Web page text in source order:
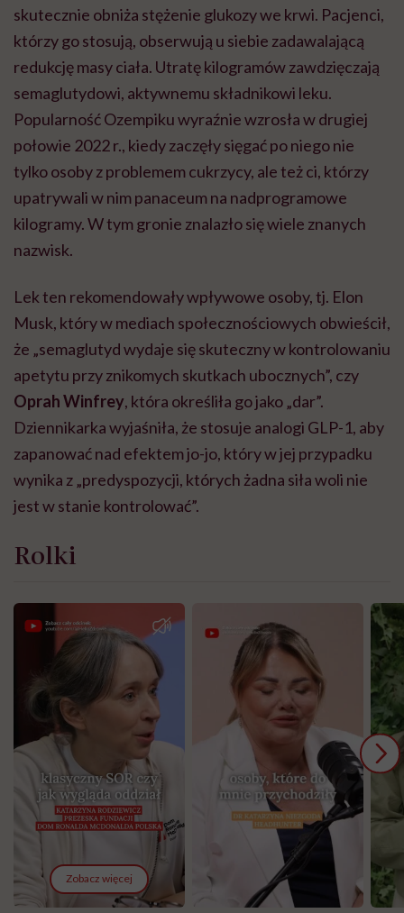
skutecznie obniża stężenie glukozy we krwi. Pacjenci,
którzy go stosują, obserwują u siebie zadawalającą
redukcję masy ciała. Utratę kilogramów zawdzięczają
semaglutydowi, aktywnemu składnikowi leku.
Popularność Ozempiku wyraźnie wzrosła w drugiej
połowie 2022 r., kiedy zaczęły sięgać po niego nie
tylko osoby z problemem cukrzycy, ale też ci, którzy
upatrywali w nim panaceum na nadprogramowe
kilogramy. W tym gronie znalazło się wiele znanych
nazwisk.
Lek ten rekomendowały wpływowe osoby, tj. Elon
Musk, który w mediach społecznościowych obwieścił,
że „semaglutydwydaje sięskuteczny w kontrolowaniu
apetytu przy znikomych skutkach ubocznych”, czy
Oprah Winfrey, która określiła go jako „dar”.
Dziennikarka wyjaśniła, że ​​stosuje analogi GLP-1, aby
zapanować nad efektem jo-jo, który w jej przypadku
wynika z „predyspozycji, których żadna siła woli nie
jest w stanie kontrolować”.
Rolki
Zobacz więcej